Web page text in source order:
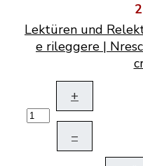
Lektüren und
e rileggere |
+
–